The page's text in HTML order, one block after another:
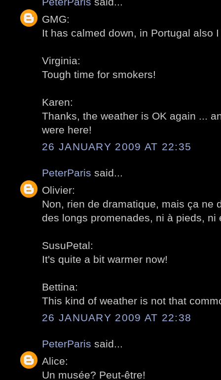
GMG:
It has calmed down, in Portugal also
Virginia:
Tough time for smokers!
Karen:
Thanks, the weather is OK again ...
were here!
26 JANUARY 2009 AT 22:35
PeterParis said...
Olivier:
Non, rien de dramatique, mais ça ne
des longs promenades, ni à pieds, ni
SusuPetal:
It's quite a bit warmer now!
Bettina:
This kind of weather is not that
26 JANUARY 2009 AT 22:38
PeterParis said...
Alice:
Un musée? Peut-être!